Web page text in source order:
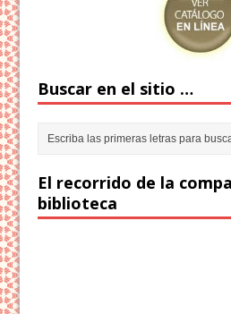
Buscar en el sitio …
El recorrido de la
biblioteca